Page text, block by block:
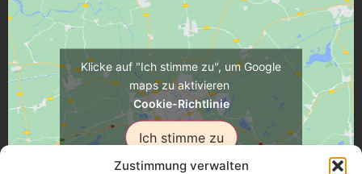
Zustimmung verwalten
Klicke auf "Ich stimme zu", um Google
maps zu aktivieren
Cookie-Richtlinie
Ich stimme zu